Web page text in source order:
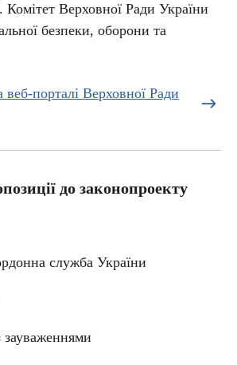
Верховної Ради України
безпеки, оборони та
веб-порталі Верховної Ради
до законопроекту
служба України
зауваженнями